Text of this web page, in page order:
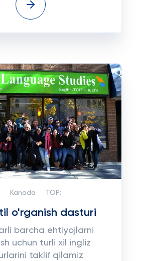
Kanada TOP:
o'rganish dasturi
barcha ehtiyojlarni
uchun turli xil ingliz
taklif qilamiz